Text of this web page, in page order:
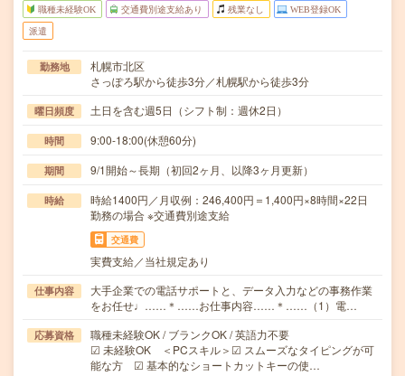
職種未経験OK 交通費別途支給あり 残業なし WEB登録OK
派遣
勤務地
札幌市北区
さっぽろ駅から徒歩3分／札幌駅から徒歩3分
曜日頻度 土日を含む週5日（シフト制：週休2日）
時間 9:00-18:00(休憩60分)
期間 9/1開始～長期（初回2ヶ月、以降3ヶ月更新）
時給
時給1400円／月収例：246,400円＝1,400円×8時間×22日
勤務の場合 ※交通費別途支給
交通費
実費支給／当社規定あり
仕事内容
大手企業での電話サポートと、データ入力などの事務作業
をお任せ♩……＊……お仕事内容……＊……（1）電…
応募資格
職種未経験OK / ブランクOK / 英語力不要
☑ 未経験OK ＜PCスキル＞☑ スムーズなタイピングが可
能な方 ☑ 基本的なショートカットキーの使…